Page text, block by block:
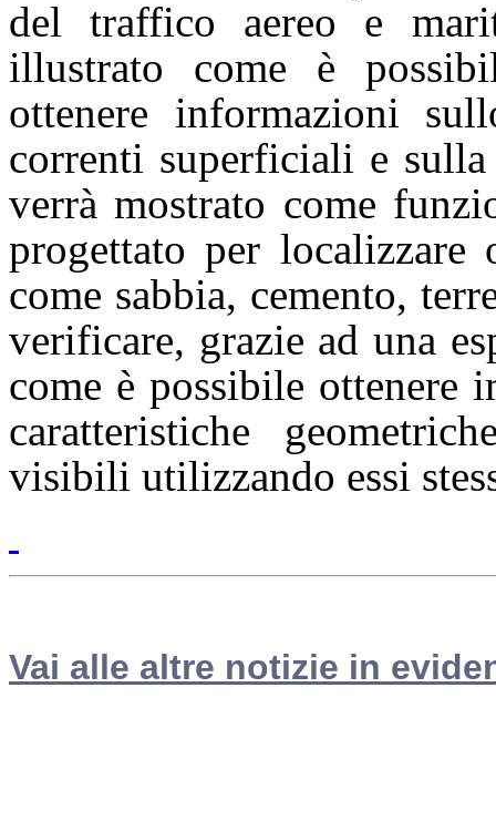
del traffico aereo e
illustrato come è
ottenere informazioni
correnti superficiali e
verrà mostrato come
progettato per
come sabbia, cemento,
verificare, grazie ad una
come è possibile ottenere
caratteristiche
visibili utilizzando essi
Vai alle altre notizie in